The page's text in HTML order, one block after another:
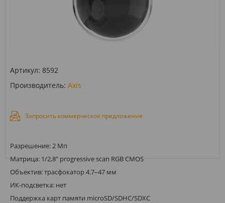
Артикул: 8592
Производитель: Axis
Запросить коммерческое предложение
Разрешение: 2 Мп
Матрица: 1/2,8" progressive scan RGB CMOS
Объектив: трасфокатор 4.7–47 мм
ИК-подсветка: нет
Поддержка карт памяти microSD/SDHC/SDXC